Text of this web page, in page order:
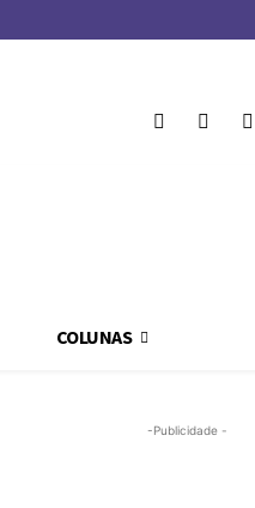
COLUNAS
-Publicidade -